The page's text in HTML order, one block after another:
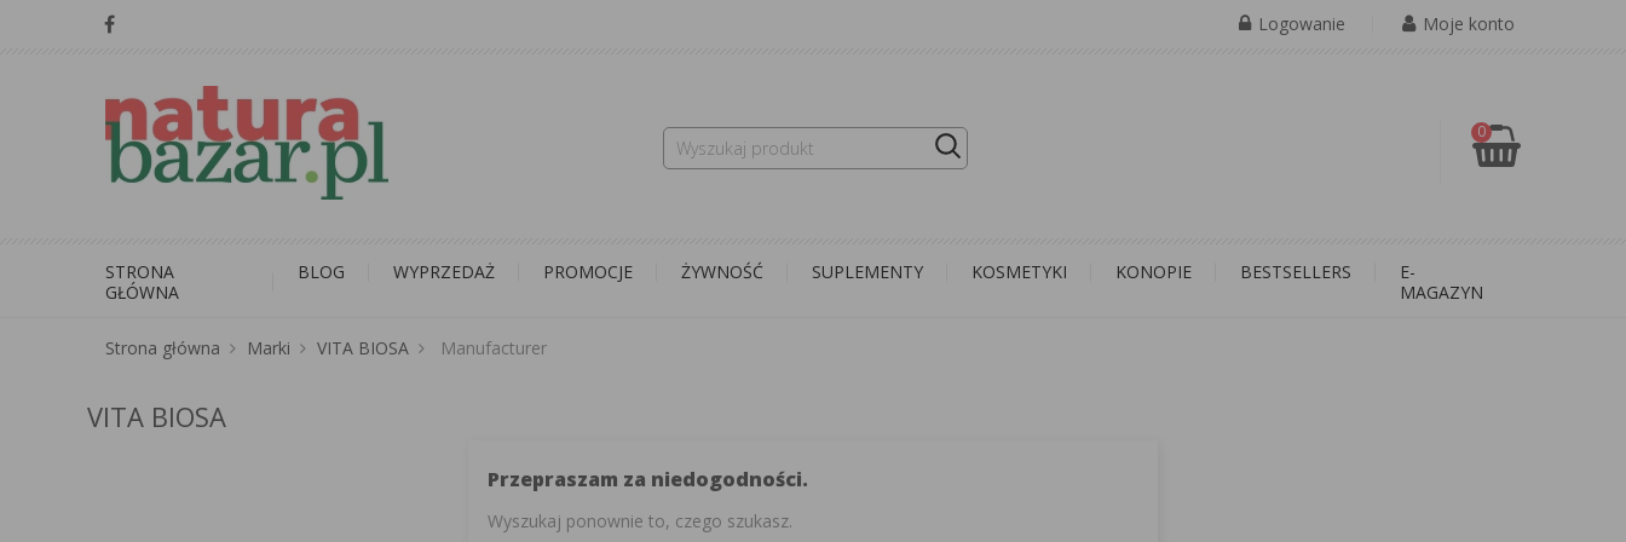
Logowanie Moje konto
0
STRONA
GŁÓWNA
BLOG WYPRZEDAŻ PROMOCJE ŻYWNOŚĆ SUPLEMENTY KOSMETYKI KONOPIE BESTSELLERS
E-
MAGAZYN
Strona główna Marki VITA BIOSA Manufacturer
VITA BIOSA
Przepraszam za niedogodności.
Wyszukaj ponownie to, czego szukasz.